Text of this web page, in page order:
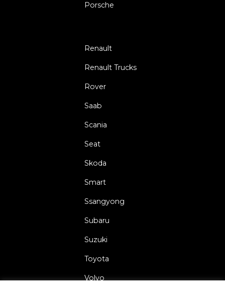
Porsche
Renault
Renault Trucks
Rover
Saab
Scania
Seat
Skoda
Smart
Ssangyong
Subaru
Suzuki
Toyota
Volvo